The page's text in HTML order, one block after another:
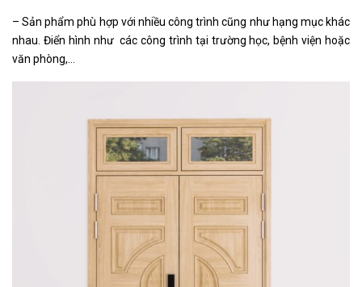
– Sản phẩm phù hợp với nhiều công trình cũng như hạng mục khác
nhau. Điển hình như các công trình tại trường học, bệnh viện hoặc
văn phòng,…